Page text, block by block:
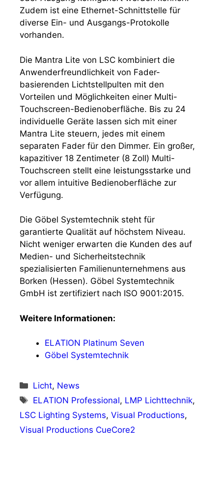
Zudem ist eine Ethernet-Schnittstelle für
diverse Ein- und Ausgangs-Protokolle
vorhanden.
Die Mantra Lite von LSC kombiniert die
Anwenderfreundlichkeit von Fader-
basierenden Lichtstellpulten mit den
Vorteilen und Möglichkeiten einer Multi-
Touchscreen-Bedienoberfläche. Bis zu 24
individuelle Geräte lassen sich mit einer
Mantra Lite steuern, jedes mit einem
separaten Fader für den Dimmer. Ein großer,
kapazitiver 18 Zentimeter (8 Zoll) Multi-
Touchscreen stellt eine leistungsstarke und
vor allem intuitive Bedienoberfläche zur
Verfügung.
Die Göbel Systemtechnik steht für
garantierte Qualität auf höchstem Niveau.
Nicht weniger erwarten die Kunden des auf
Medien- und Sicherheitstechnik
spezialisierten Familienunternehmens aus
Borken (Hessen). Göbel Systemtechnik
GmbH ist zertifiziert nach ISO 9001:2015.
Weitere Informationen:
ELATION Platinum Seven
Göbel Systemtechnik
Kategorien
Licht, News
Schlagwörter
ELATION Professional, LMP Lichttechnik,
LSC Lighting Systems, Visual Productions,
Visual Productions CueCore2